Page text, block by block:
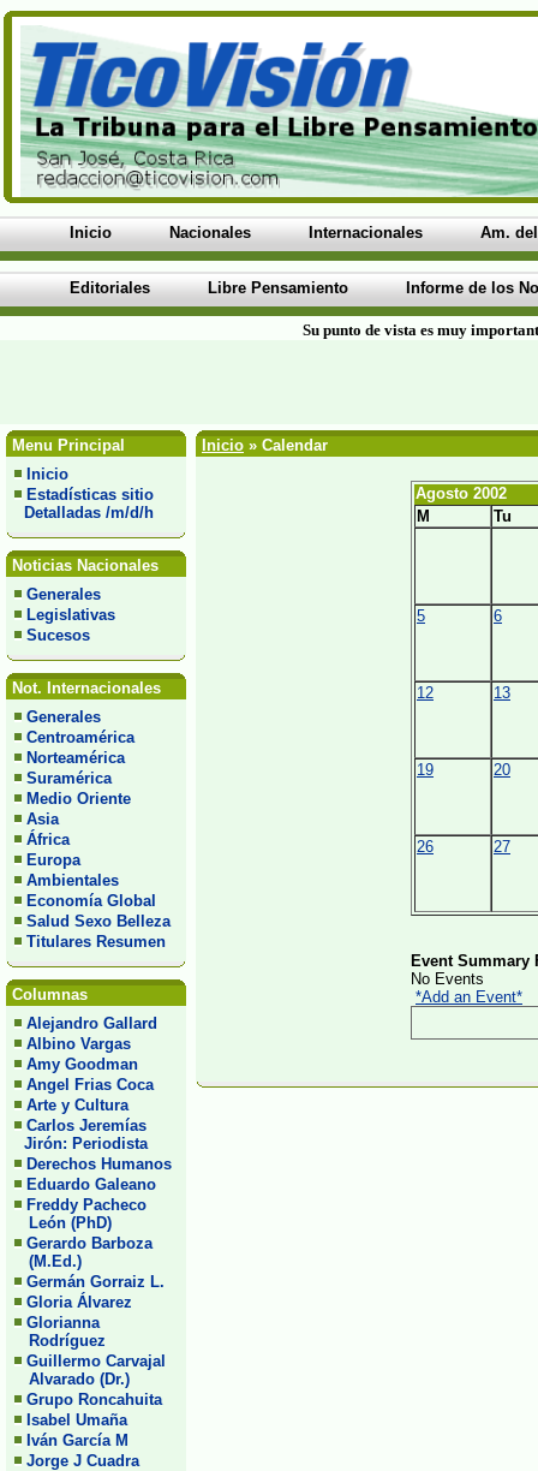
Inicio Nacionales Internacionales Am.
Editoriales Libre Pensamiento Informe de los
Su punto de vista es muy
Menu Principal
Inicio
Estadísticas sitio
Detalladas /m/d/h
Noticias Nacionales
Generales
Legislativas
Sucesos
Not. Internacionales
Generales
Centroamérica
Norteamérica
Suramérica
Medio Oriente
Asia
África
Europa
Ambientales
Economía Global
Salud Sexo Belleza
Titulares Resumen
Columnas
Alejandro Gallard
Albino Vargas
Amy Goodman
Angel Frias Coca
Arte y Cultura
Carlos Jeremías
Jirón: Periodista
Derechos Humanos
Eduardo Galeano
Freddy Pacheco
León (PhD)
Gerardo Barboza
(M.Ed.)
Germán Gorraiz L.
Gloria Álvarez
Glorianna
Rodríguez
Guillermo Carvajal
Alvarado (Dr.)
Grupo Roncahuita
Isabel Umaña
Iván García M
Jorge J Cuadra
Inicio » Calendar
Agosto 2002
M
Tu
5 6
12 13
19 20
26 27
Event Summary
No Events
*Add an Event*